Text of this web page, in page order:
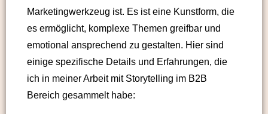
Marketingwerkzeug ist. Es ist eine Kunstform, die
es ermöglicht, komplexe Themen greifbar und
emotional ansprechend zu gestalten. Hier sind
einige spezifische Details und Erfahrungen, die
ich in meiner Arbeit mit Storytelling im B2B
Bereich gesammelt habe: